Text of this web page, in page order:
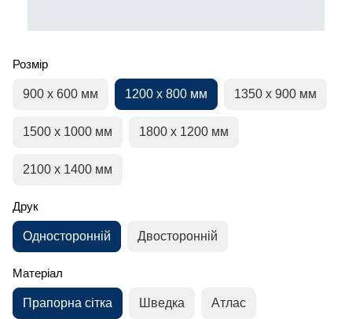
Розмір
900 х 600 мм 1200 х 800 мм 1350 х 900 мм
1500 х 1000 мм 1800 х 1200 мм
2100 х 1400 мм
Друк
Односторонній Двосторонній
Матеріал
Прапорна сітка Шведка Атлас